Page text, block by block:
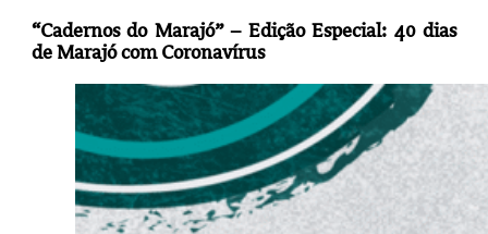
“Cadernos do Marajó” – Edição Especial: 40 dias
de Marajó com Coronavírus